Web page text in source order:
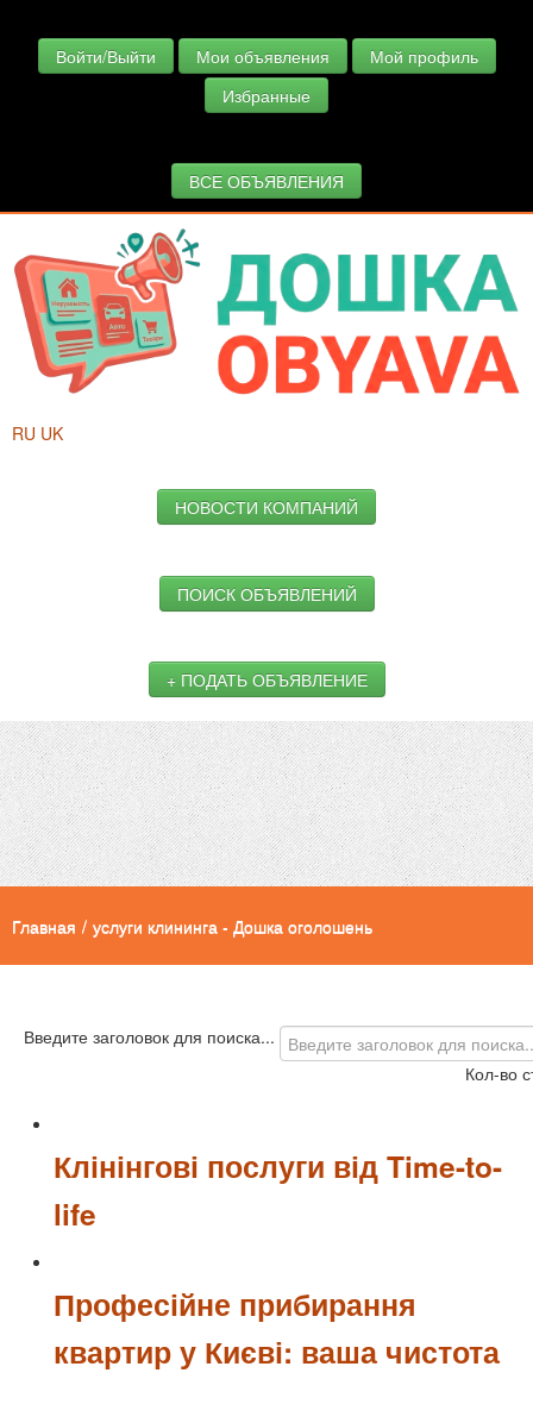
Войти/Выйти Мои объявления
Мой профиль
Избранные
ВСЕ ОБЪЯВЛЕНИЯ
RU UK
НОВОСТИ КОМПАНИЙ
ПОИСК ОБЪЯВЛЕНИЙ
+ ПОДАТЬ ОБЪЯВЛЕНИЕ
Главная / услуги клининга - Дошка оголошень
Введите заголовок для поиска...
Кол-во
Клінінгові послуги від Time-to-
life
Професійне прибирання
квартир у Києві: ваша чистота